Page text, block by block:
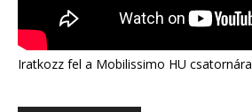
Iratkozz fel a Mobilissimo HU csatornára